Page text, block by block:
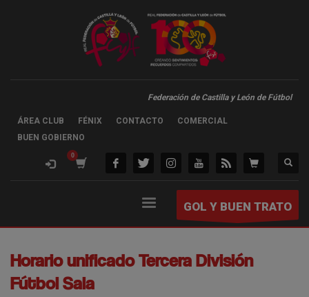
Federación de Castilla y León de Fútbol
ÁREA CLUB FÉNIX CONTACTO
COMERCIAL
BUEN GOBIERNO
GOL Y BUEN TRATO
Horario unificado Tercera División
Fútbol Sala